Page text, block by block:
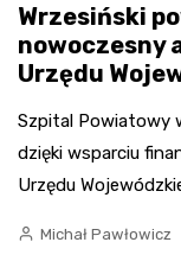
Wrzesiński
nowoczesny
Urzędu
Szpital Powiatowy
dzięki wsparciu
Urzędu
Michał Pawłowicz